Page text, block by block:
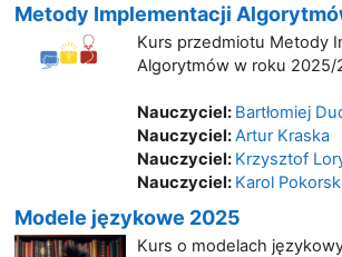
Metody Implementacji
Kurs przedmiotu Metody
Algorytmów w roku 2025/
Nauczyciel: Bartłomiej
Nauczyciel:Artur Kraska
Nauczyciel: Krzysztof
Nauczyciel: Karol
Modele językowe 2025
Kurs o modelach